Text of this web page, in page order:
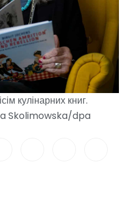
кулінарних книг.
Skolimowska/dpa